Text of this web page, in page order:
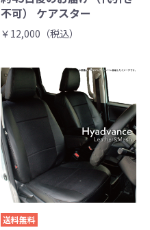
不可） ケアスター
￥12,000（税込）
送料無料